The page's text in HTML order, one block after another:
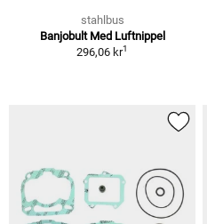
stahlbus
Banjobult Med Luftnippel
296,06 kr1